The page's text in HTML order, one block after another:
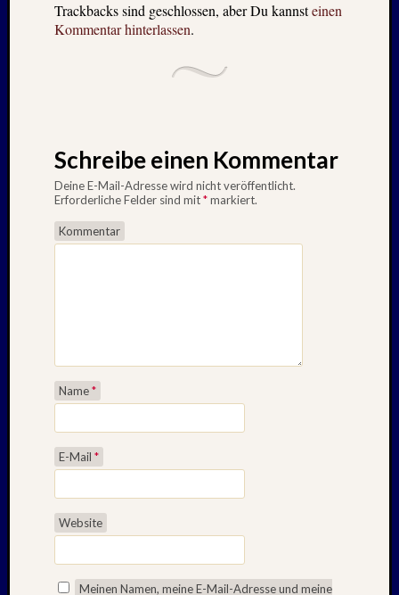
Trackbacks sind geschlossen, aber Du kannsteinen
Kommentar hinterlassen.
Schreibe einen Kommentar
Deine E-Mail-Adresse wird nicht veröffentlicht.
Erforderliche Felder sind mit*markiert.
Kommentar
Name*
E-Mail *
Website
Meinen Namen, meine E-Mail-Adresse und meine